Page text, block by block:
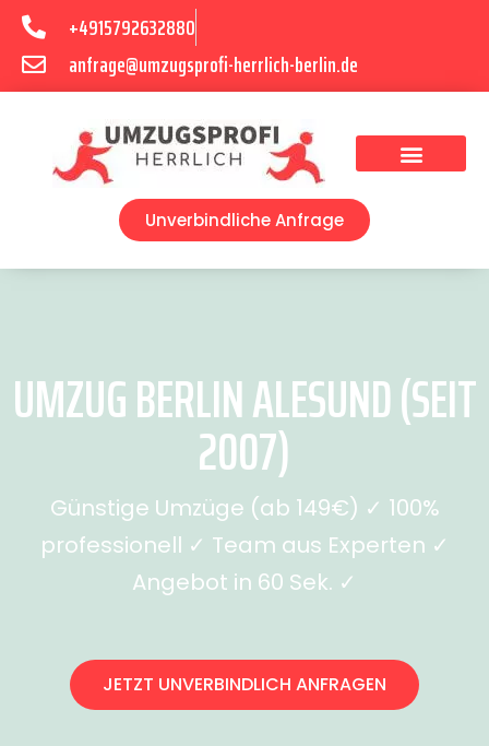
+4915792632880
anfrage@umzugsprofi-herrlich-berlin.de
Unverbindliche Anfrage
UMZUG BERLIN ALESUND (SEIT
2007)
Günstige Umzüge (ab 149€) ✓ 100%
professionell ✓ Team aus Experten ✓
Angebot in 60 Sek. ✓
JETZT UNVERBINDLICH ANFRAGEN